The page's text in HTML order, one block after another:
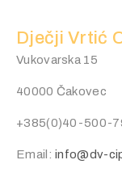
Dječji Vrtić
Vukovarska 15
40000 Čakovec
+385(0)40-500-
Email:info@dv-